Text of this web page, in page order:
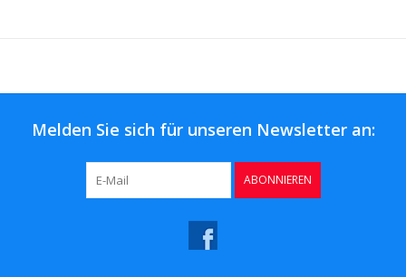
Melden Sie sich für unseren Newsletter an:
ABONNIEREN